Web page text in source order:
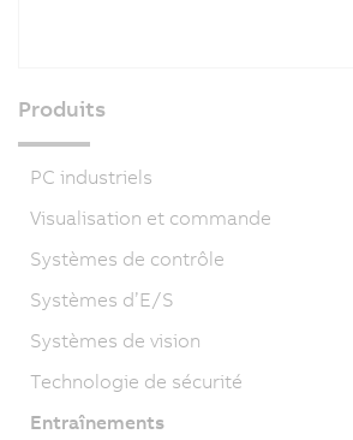
Produits
PC industriels
Visualisation et commande
Systèmes de contrôle
Systèmes d’E/S
Systèmes de vision
Technologie de sécurité
Entraînements